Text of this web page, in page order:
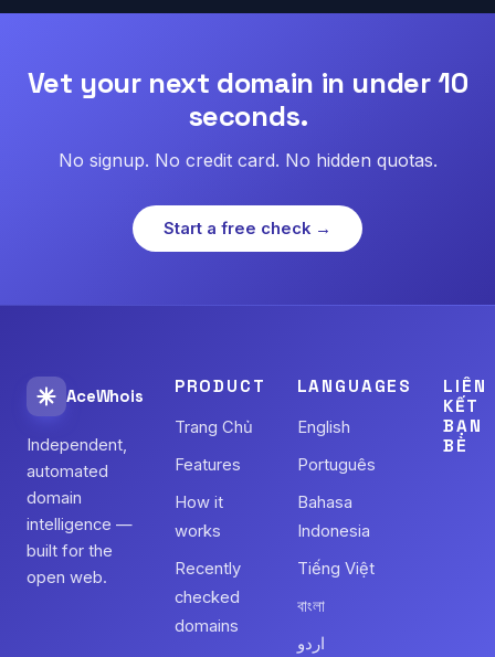
Vet your next domain in under 10
seconds.
No signup. No credit card. No hidden quotas.
Start a free check →
AceWhois
Independent,
automated
domain
intelligence —
built for the
open web.
PRODUCT
Trang Chủ
Features
How it
works
Recently
checked
domains
LANGUAGES
English
Português
Bahasa
Indonesia
Tiếng Việt
বাংলা
اردو
LIÊN
KẾT
BẠN
BÈ